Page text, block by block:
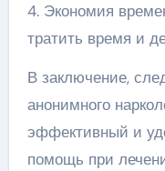
4. Экономия
тратить время и
В заключение,
анонимного
эффективный и
помощь при